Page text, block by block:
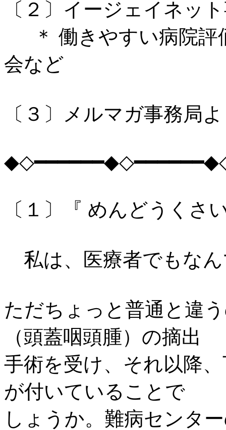
〔２〕イージェイネッ
＊ 働きやすい病院評
会など
〔３〕メルマガ事務局
〔１〕『 めんどうくさ
私は、医療者でもな
ただちょっと普通と違
（頭蓋咽頭腫）の摘出
手術を受け、それ以降
が付いていることで
しょうか。難病センタ